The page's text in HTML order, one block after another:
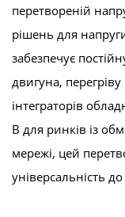
перетвореній
рішень для
забезпечує
двигуна,
інтеграторів
В для ринків із
мережі, цей
універсальність